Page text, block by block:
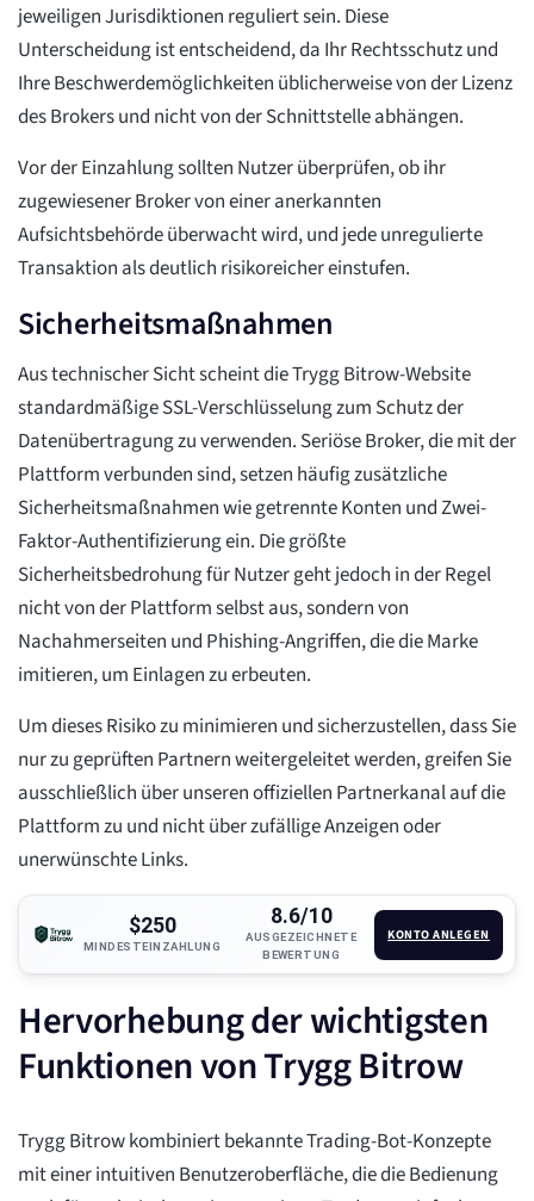
jeweiligen Jurisdiktionen reguliert sein. Diese
Unterscheidung ist entscheidend, da Ihr Rechtsschutz und
Ihre Beschwerdemöglichkeiten üblicherweise von der Lizenz
des Brokers und nicht von der Schnittstelle abhängen.
Vor der Einzahlung sollten Nutzer überprüfen, ob ihr
zugewiesener Broker von einer anerkannten
Aufsichtsbehörde überwacht wird, und jede unregulierte
Transaktion als deutlich risikoreicher einstufen.
Sicherheitsmaßnahmen
Aus technischer Sicht scheint die Trygg Bitrow-Website
standardmäßige SSL-Verschlüsselung zum Schutz der
Datenübertragung zu verwenden. Seriöse Broker, die mit der
Plattform verbunden sind, setzen häufig zusätzliche
Sicherheitsmaßnahmen wie getrennte Konten und Zwei-
Faktor-Authentifizierung ein. Die größte
Sicherheitsbedrohung für Nutzer geht jedoch in der Regel
nicht von der Plattform selbst aus, sondern von
Nachahmerseiten und Phishing-Angriffen, die die Marke
imitieren, um Einlagen zu erbeuten.
Um dieses Risiko zu minimieren und sicherzustellen, dass Sie
nur zu geprüften Partnern weitergeleitet werden, greifen Sie
ausschließlich über unseren offiziellen Partnerkanal auf die
Plattform zu und nicht über zufällige Anzeigen oder
unerwünschte Links.
$250
MINDESTEINZAHLUNG
8.6/10
AUSGEZEICHNETE
BEWERTUNG
KONTO ANLEGEN
Hervorhebung der wichtigsten
Funktionen von Trygg Bitrow
Trygg Bitrow kombiniert bekannte Trading-Bot-Konzepte
mit einer intuitiven Benutzeroberfläche, die die Bedienung